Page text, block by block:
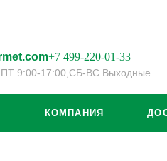
+7 499-220-01-33
ПТ 9:00-17:00, СБ-ВС Выходные
КОМПАНИЯ